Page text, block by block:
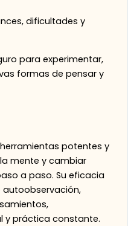
dificultades y
para experimentar,
formas de pensar y
potentes y
mente y cambiar
a paso. Su eficacia
autoobservación,
y práctica constante.